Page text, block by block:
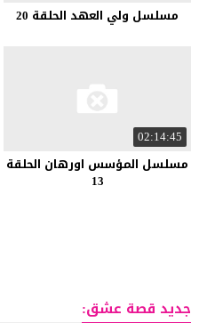
مسلسل ولي العهد الحلقة 20
02:14:45
مسلسل المؤسس اورهان الحلقة
13
جديد قصة عشق: